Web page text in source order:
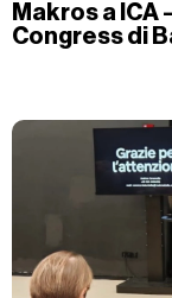
Makros a
Congress di